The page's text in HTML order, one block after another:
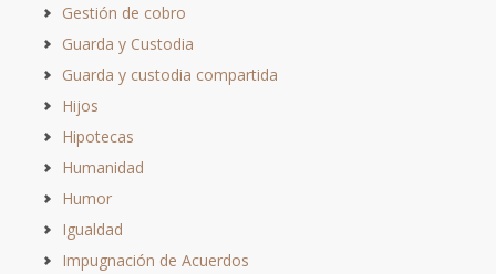
Gestión de cobro
Guarda y Custodia
Guarda y custodia compartida
Hijos
Hipotecas
Humanidad
Humor
Igualdad
Impugnación de Acuerdos